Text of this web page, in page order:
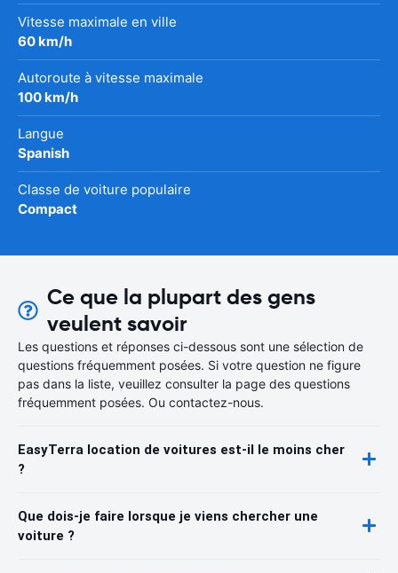
Vitesse maximale en ville
60 km/h
Autoroute à vitesse maximale
100 km/h
Langue
Spanish
Classe de voiture populaire
Compact
Ce que la plupart des gens
veulent savoir
Les questions et réponses ci-dessous sont une sélection de
questions fréquemment posées. Si votre question ne figure
pas dans la liste, veuillez consulter la page des questions
fréquemment posées. Ou contactez-nous.
EasyTerra location de voitures est-il le moins cher
?
Que dois-je faire lorsque je viens chercher une
voiture ?